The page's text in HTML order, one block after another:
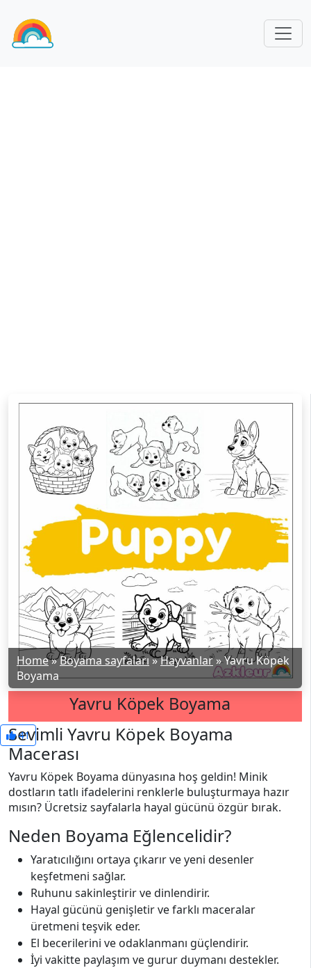
Home»Boyama sayfaları»Hayvanlar»Yavru Köpek
Boyama
Yavru Köpek Boyama
41
Sevimli Yavru Köpek Boyama
Macerası
Yavru Köpek Boyama dünyasına hoş geldin! Minik
dostların tatlı ifadelerini renklerle buluşturmaya hazır
mısın? Ücretsiz sayfalarla hayal gücünü özgür bırak.
Neden Boyama Eğlencelidir?
Yaratıcılığını ortaya çıkarır ve yeni desenler
keşfetmeni sağlar.
Ruhunu sakinleştirir ve dinlendirir.
Hayal gücünü genişletir ve farklı maceralar
üretmeni teşvik eder.
El becerilerini ve odaklanmanı güçlendirir.
İyi vakitte paylaşım ve gurur duymanı destekler.